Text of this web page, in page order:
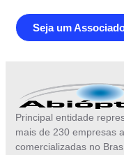
Seja um
Principal entidade
mais de 230 empresas
comercializadas no